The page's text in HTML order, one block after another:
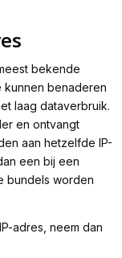
bekende
kunnen benaderen
laag dataverbruik.
en ontvangt
aan hetzelfde IP-
een bij een
bundels worden
adres, neem dan